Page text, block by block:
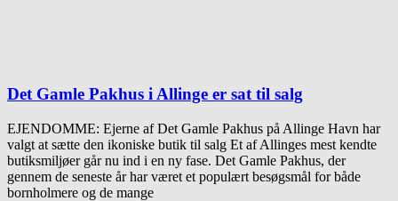
Det Gamle Pakhus i Allinge er sat til salg
EJENDOMME: Ejerne af Det Gamle Pakhus på Allinge Havn har
valgt at sætte den ikoniske butik til salg Et af Allinges mest kendte
butiksmiljøer går nu ind i en ny fase. Det Gamle Pakhus, der
gennem de seneste år har været et populært besøgsmål for både
bornholmere og de mange